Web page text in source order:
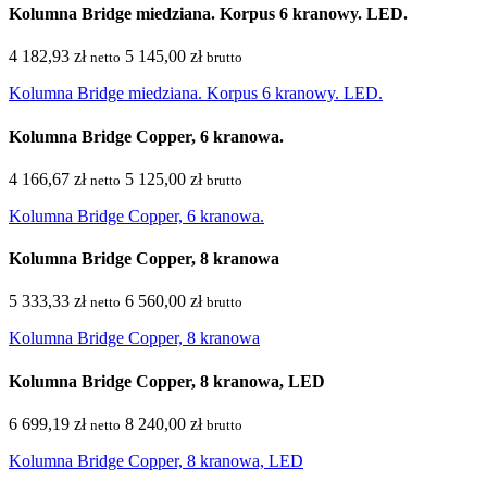
Kolumna Bridge miedziana. Korpus 6 kranowy. LED.
4 182,93 zł netto 5 145,00 zł brutto
Kolumna Bridge miedziana. Korpus 6 kranowy. LED.
Kolumna Bridge Copper, 6 kranowa.
4 166,67 zł netto 5 125,00 zł brutto
Kolumna Bridge Copper, 6 kranowa.
Kolumna Bridge Copper, 8 kranowa
5 333,33 zł netto 6 560,00 zł brutto
Kolumna Bridge Copper, 8 kranowa
Kolumna Bridge Copper, 8 kranowa, LED
6 699,19 zł netto 8 240,00 zł brutto
Kolumna Bridge Copper, 8 kranowa, LED